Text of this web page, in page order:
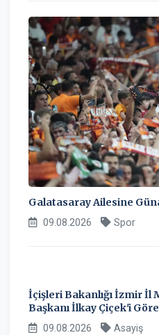
Galatasaray Ailesine
09.08.2026 Spor
İçişleri Bakanlığı İzmir İl
Başkanı İlkay Çiçek'i
09.08.2026 Asayiş